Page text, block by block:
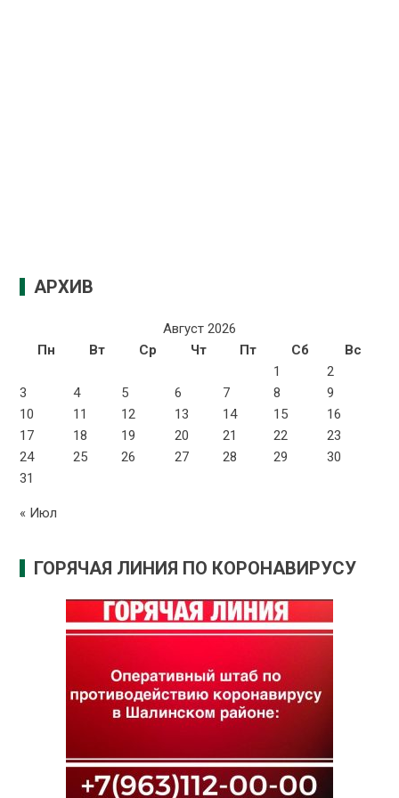
АРХИВ
Август 2026
Пн
Вт Ср Чт Пт Сб
Вс
1
2
3
4 5 6 7 8
9
10
11 12 13 14 15
16
17
18 19 20 21 22
23
24
25 26 27 28 29
30
31
« Июл
ГОРЯЧАЯ ЛИНИЯ ПО КОРОНАВИРУСУ